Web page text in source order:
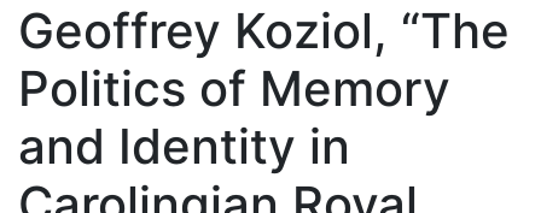
Geoffrey Koziol, “The
Politics of Memory
and Identity in